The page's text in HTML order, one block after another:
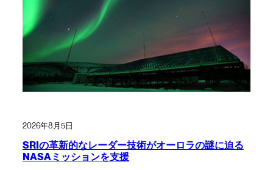
2026年8月5日
SRIの革新的なレーダー技術がオーロラの謎に迫る
NASAミッションを支援